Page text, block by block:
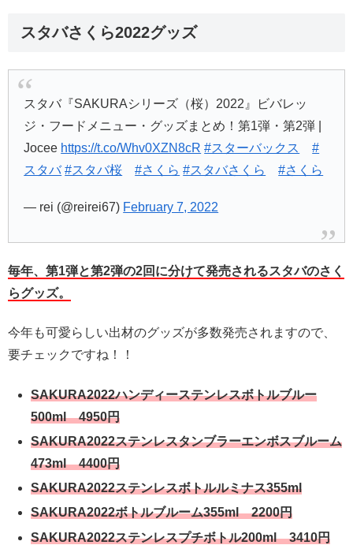
スタバさくら2022グッズ
スタバ『SAKURAシリーズ（桜）2022』ビバレッ
ジ・フードメニュー・グッズまとめ！第1弾・第2弾 |
Jocee https://t.co/Whv0XZN8cR #スターバックス
#
スタバ #スタバ桜 #さくら #スタバさくら #さくら
— rei (@reirei67) February 7, 2022
毎年、第1弾と第2弾の2回に分けて発売されるスタバのさく
らグッズ。
今年も可愛らしい出材のグッズが多数発売されますので、
要チェックですね！！
SAKURA2022ハンディーステンレスボトルブルー
500ml 4950円
SAKURA2022ステンレスタンブラーエンボスブルーム
473ml 4400円
SAKURA2022ステンレスボトルルミナス355ml
SAKURA2022ボトルブルーム355ml 2200円
SAKURA2022ステンレスプチボトル200ml 3410円